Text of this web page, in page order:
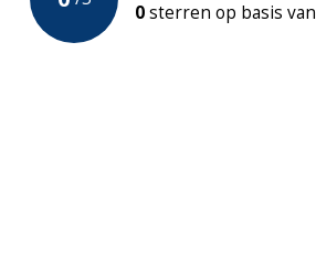
0sterren op basis van